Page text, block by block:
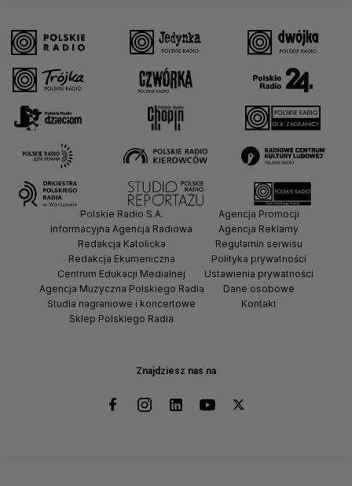
Znajdziesz nas na
Polskie Radio S.A.
Informacyjna Agencja Radiowa
Redakcja Katolicka
Redakcja Ekumeniczna
Centrum Edukacji Medialnej
Agencja Muzyczna Polskiego Radia
Studia nagraniowe i koncertowe
Sklep Polskiego Radia
Agencja Promocji
Agencja Reklamy
Regulamin serwisu
Polityka prywatności
Ustawienia prywatności
Dane osobowe
Kontakt